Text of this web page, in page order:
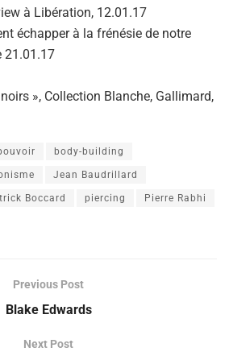
à Libération, 12.01.17
échapper à la frénésie de notre
21.01.17
», Collection Blanche, Gallimard,
body-building
Jean Baudrillard
Boccard piercing Pierre Rabhi
Previous Post
Blake Edwards
Next Post